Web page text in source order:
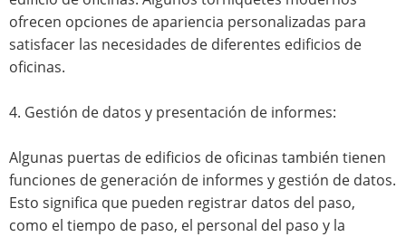
ofrecen opciones de apariencia personalizadas para
satisfacer las necesidades de diferentes edificios de
oficinas.
4. Gestión de datos y presentación de informes:
Algunas puertas de edificios de oficinas también tienen
funciones de generación de informes y gestión de datos.
Esto significa que pueden registrar datos del paso,
como el tiempo de paso, el personal del paso y la